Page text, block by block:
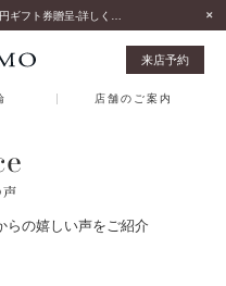
来店予約
店舗のご案内
声
らの嬉しい声をご紹介